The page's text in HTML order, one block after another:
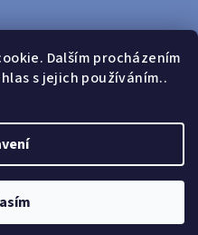
Dalším procházením
s jejich používáním..
od 599 Kč
Shoptet